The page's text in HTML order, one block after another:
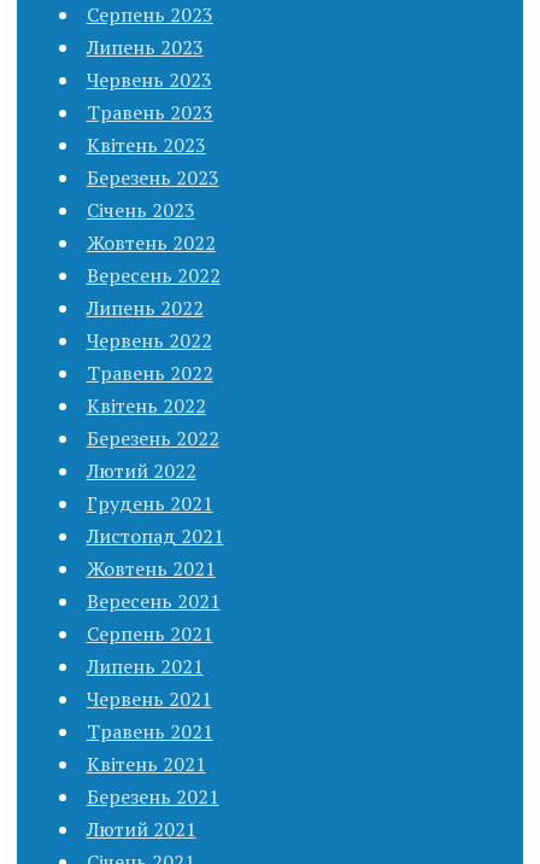
Серпень 2023
Липень 2023
Червень 2023
Травень 2023
Квітень 2023
Березень 2023
Січень 2023
Жовтень 2022
Вересень 2022
Липень 2022
Червень 2022
Травень 2022
Квітень 2022
Березень 2022
Лютий 2022
Грудень 2021
Листопад 2021
Жовтень 2021
Вересень 2021
Серпень 2021
Липень 2021
Червень 2021
Травень 2021
Квітень 2021
Березень 2021
Лютий 2021